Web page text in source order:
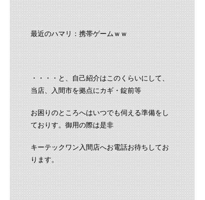
最近のハマリ：携帯ゲームｗｗ
・・・・と、自己紹介はこのくらいにして、
当店、入間市を拠点にカギ・錠前等
お困りのところへはいつでも伺える準備をし
ておりす。御用の際は是非
キーテックワン入間店へお電話お待ちしてお
ります。